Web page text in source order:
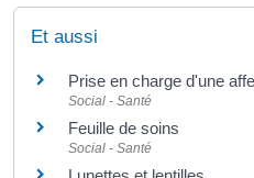
Et aussi
Prise en charge d'une
Social - Santé
Feuille de soins
Social - Santé